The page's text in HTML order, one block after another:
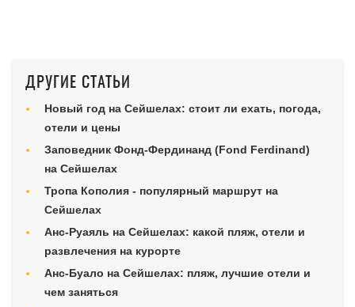
ДРУГИЕ СТАТЬИ
Новый год на Сейшелах: стоит ли ехать, погода,
отели и цены
Заповедник Фонд-Фердинанд (Fond Ferdinand)
на Сейшелах
Тропа Кополия - популярный маршрут на
Сейшелах
Анс-Руаяль на Сейшелах: какой пляж, отели и
развлечения на курорте
Анс-Буало на Сейшелах: пляж, лучшие отели и
чем заняться